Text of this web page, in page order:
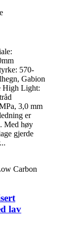
570-
Gabion
High Light:
3,0 mm
er
Med høy
gjerde
lav